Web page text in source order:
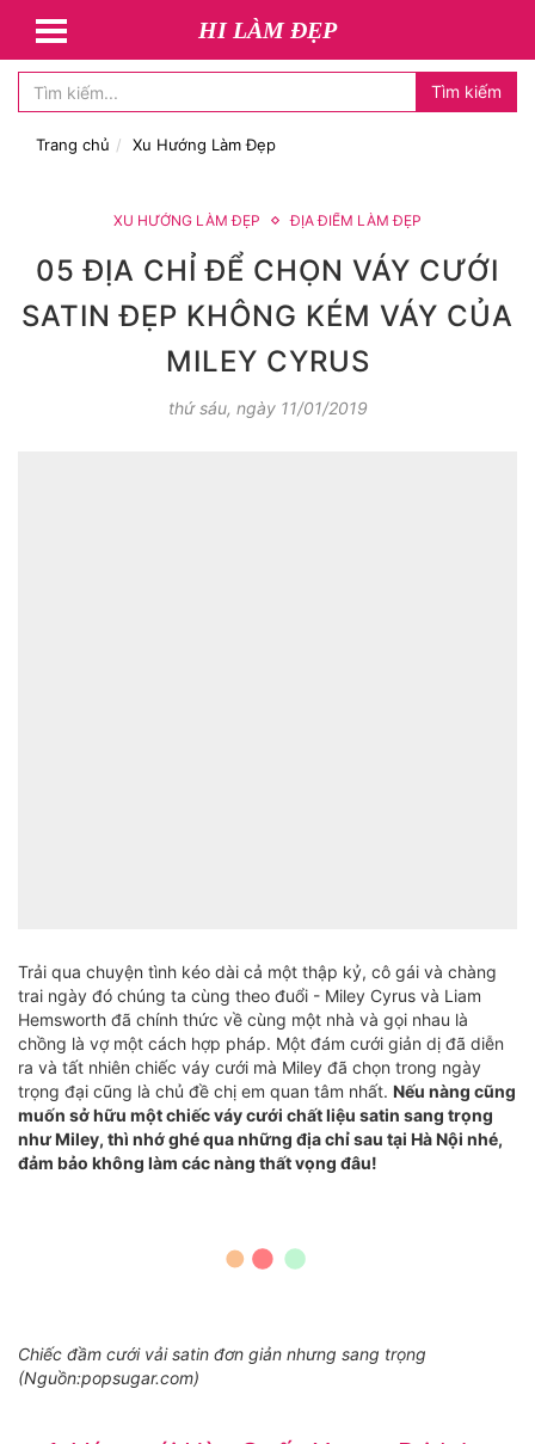
HI LÀM ĐẸP
Tìm kiếm
Trang chủ Xu Hướng Làm Đẹp
XU HƯỚNG LÀM ĐẸP ĐỊA ĐIỂM LÀM ĐẸP
05 ĐỊA CHỈ ĐỂ CHỌN VÁY CƯỚI
SATIN ĐẸP KHÔNG KÉM VÁY CỦA
MILEY CYRUS
thứ sáu, ngày 11/01/2019
Trải qua chuyện tình kéo dài cả một thập kỷ, cô gái và chàng
trai ngày đó chúng ta cùng theo đuổi - Miley Cyrus và Liam
Hemsworth đã chính thức về cùng một nhà và gọi nhau là
chồng là vợ một cách hợp pháp. Một đám cưới giản dị đã diễn
ra và tất nhiên chiếc váy cưới mà Miley đã chọn trong ngày
trọng đại cũng là chủ đề chị em quan tâm nhất. Nếu nàng cũng
muốn sở hữu một chiếc váy cưới chất liệu satin sang trọng
như Miley, thì nhớ ghé qua những địa chỉ sau tại Hà Nội nhé,
đảm bảo không làm các nàng thất vọng đâu!
Chiếc đầm cưới vải satin đơn giản nhưng sang trọng
(Nguồn:popsugar.com)